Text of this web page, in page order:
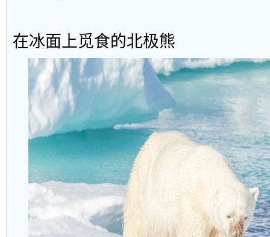
在冰面上觅食的北极熊